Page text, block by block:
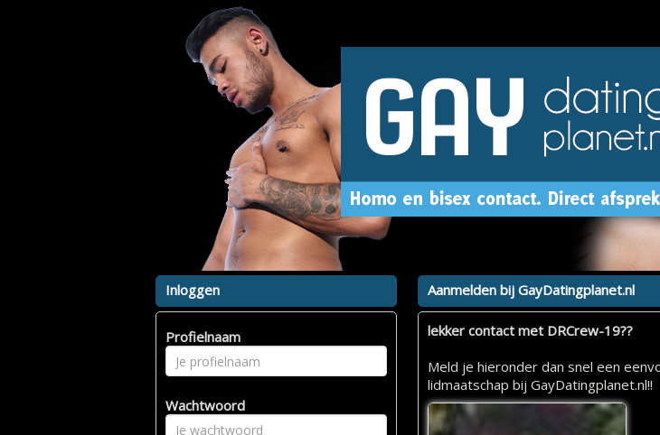
Aanmelden bij GayDatingplanet.nl
lekker contact met DRCrew-19??
Meld je hieronder dan snel een
lidmaatschap bij GayDatingplanet.nl!!
Inloggen
Profielnaam
Wachtwoord